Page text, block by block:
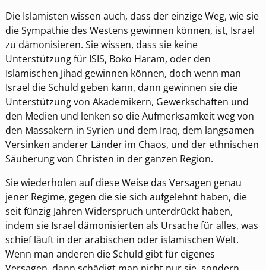
Die Islamisten wissen auch, dass der einzige Weg, wie sie
die Sympathie des Westens gewinnen können, ist, Israel
zu dämonisieren. Sie wissen, dass sie keine
Unterstützung für ISIS, Boko Haram, oder den
Islamischen Jihad gewinnen können, doch wenn man
Israel die Schuld geben kann, dann gewinnen sie die
Unterstützung von Akademikern, Gewerkschaften und
den Medien und lenken so die Aufmerksamkeit weg von
den Massakern in Syrien und dem Iraq, dem langsamen
Versinken anderer Länder im Chaos, und der ethnischen
Säuberung von Christen in der ganzen Region.
Sie wiederholen auf diese Weise das Versagen genau
jener Regime, gegen die sie sich aufgelehnt haben, die
seit fünzig Jahren Widerspruch unterdrückt haben,
indem sie Israel dämonisierten als Ursache für alles, was
schief läuft in der arabischen oder islamischen Welt.
Wenn man anderen die Schuld gibt für eigenes